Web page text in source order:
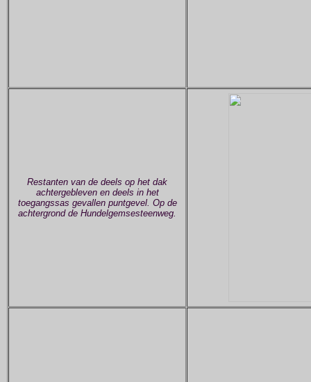
Restanten van de deels op het dak
achtergebleven en deels in het
toegangssas gevallen puntgevel. Op de
achtergrond de Hundelgemsesteenweg.